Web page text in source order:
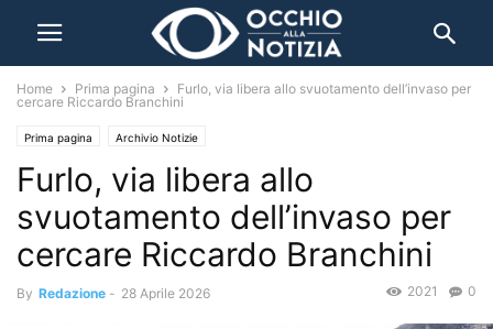
Home Prima pagina
Furlo, via libera allo svuotamento dell’invaso per
cercare Riccardo Branchini
Prima pagina Archivio Notizie
Furlo, via libera allo
svuotamento dell’invaso per
cercare Riccardo Branchini
By Redazione - 28 Aprile 2026 0
2021